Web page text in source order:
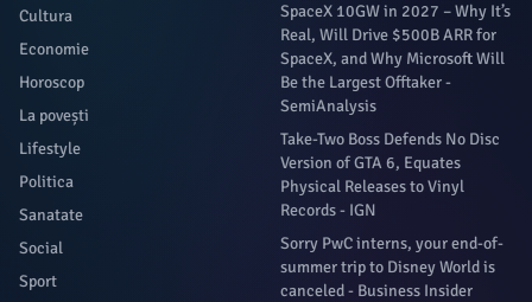
Cultura
Economie
Horoscop
La povești
Lifestyle
Politica
Sanatate
Social
Sport
SpaceX 10GW in 2027 – Why It’s
Real, Will Drive $500B ARR for
SpaceX, and Why Microsoft Will
Be the Largest Offtaker -
SemiAnalysis
Take-Two Boss Defends No Disc
Version of GTA 6, Equates
Physical Releases to Vinyl
Records - IGN
Sorry PwC interns, your end-of-
summer trip to Disney World is
canceled - Business Insider